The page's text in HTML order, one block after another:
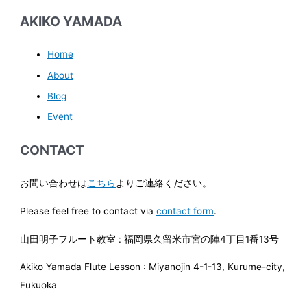
AKIKO YAMADA
Home
About
Blog
Event
CONTACT
お問い合わせはこちらよりご連絡ください。
Please feel free to contact viacontact form.
山田明子フルート教室 : 福岡県久留米市宮の陣4丁目1番13号
Akiko Yamada Flute Lesson : Miyanojin 4-1-13, Kurume-city,
Fukuoka